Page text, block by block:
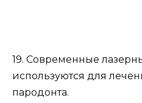
19. Современные
используются для
пародонта.